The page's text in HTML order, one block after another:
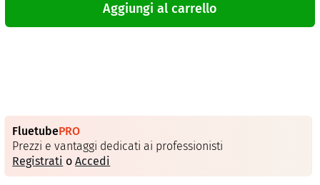
Aggiungi al carrello
FluetubePRO
Prezzi e vantaggi dedicati ai professionisti
Registrati oAccedi